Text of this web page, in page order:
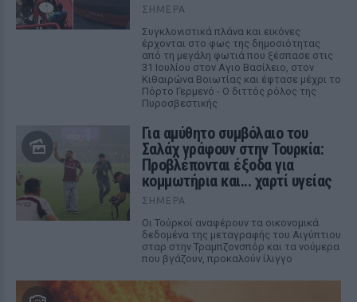
ΣΉΜΕΡΑ
Συγκλονιστικά πλάνα και εικόνες
έρχονται στο φως της δημοσιότητας
από τη μεγάλη φωτιά που ξέσπασε στις
31 Ιουλίου στον Αγιο Βασίλειο, στον
Κιθαιρώνα Βοιωτίας και έφτασε μέχρι το
Πόρτο Γερμενό - Ο διττός ρόλος της
Πυροσβεστικής
Για αμύθητο συμβόλαιο του
Σαλάχ γράφουν στην Τουρκία:
Προβλέπονται έξοδα για
κομμωτήρια και... χαρτί υγείας
ΣΉΜΕΡΑ
Οι Τούρκοί αναφέρουν τα οικονομικά
δεδομένα της μεταγραφής του Αιγύπτιου
σταρ στην Τραμπζονσπόρ και τα νούμερα
που βγάζουν, προκαλούν ίλιγγο